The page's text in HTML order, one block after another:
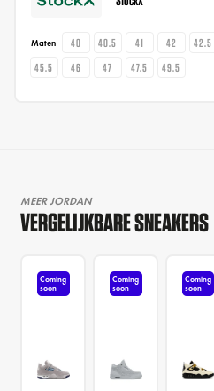
Maten 40 40.5 41 42 42.5
45.5
46 47 47.5 49.5
MEER JORDAN
VERGELIJKBARE SNEAKERS
Coming
soon
Coming
soon
Coming
soon